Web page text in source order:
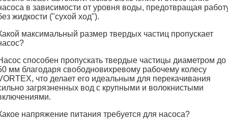
в зависимости от уровня воды, предотвращая
жидкости ("сухой ход").
максимальный размер твердых частиц пропускает
способен пропускать твердые частицы диаметром до
мм благодаря свободновихревому рабочему колесу
что делает его идеальным для перекачивания
загрязненных вод с крупными и волокнистыми
напряжение питания требуется для насоса?